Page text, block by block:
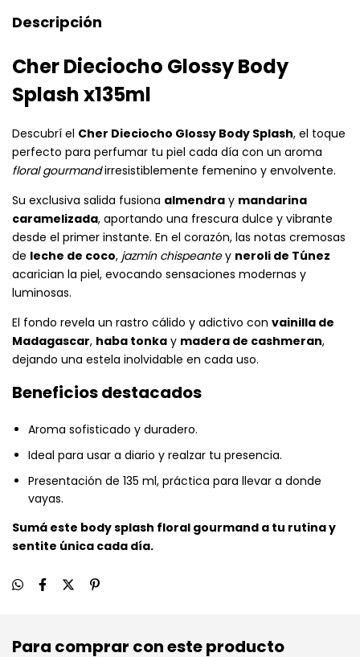
Descripción
Cher Dieciocho Glossy Body
Splash x135ml
Descubrí el Cher Dieciocho Glossy Body Splash, el toque
perfecto para perfumar tu piel cada día con un aroma
floral gourmandirresistiblemente femenino y envolvente.
Su exclusiva salida fusiona almendra y mandarina
caramelizada, aportando una frescura dulce y vibrante
desde el primer instante. En el corazón, las notas cremosas
de leche de coco, jazmín chispeantey neroli de Túnez
acarician la piel, evocando sensaciones modernas y
luminosas.
El fondo revela un rastro cálido y adictivo con vainilla de
Madagascar, haba tonka y madera de cashmeran,
dejando una estela inolvidable en cada uso.
Beneficios destacados
Aroma sofisticado y duradero.
Ideal para usar a diario y realzar tu presencia.
Presentación de 135 ml, práctica para llevar a donde
vayas.
Sumá este body splash floral gourmand a tu rutina y
sentite única cada día.
Para comprar con este producto